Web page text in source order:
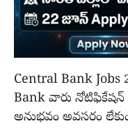
Central Bank Jobs
Bank వారు నోటిఫికేషన్
అనుభవం అవసరం